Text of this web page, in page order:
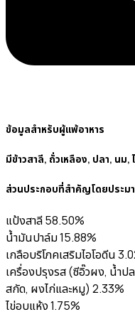
ข้อมูลสำหรับผู้แพ้อาหาร
มีข้าวสาลี, ถั่วเหลือง, ปลา, นม,
ส่วนประกอบที่สำคัญโดยประม
แป้งสาลี 58.50%
น้ำมันปาล์ม 15.88%
เกลือบริโภคเสริมไอโอดีน
เครื่องปรุงรส (ซีอิ๊วผง, น้ำป
สกัด, ผงไก่และหมู) 2.33%
ไข่อบแห้ง 1.75%